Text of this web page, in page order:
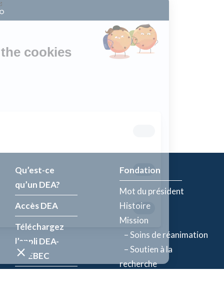
Qu’est-ce
qu’un DEA?
Accès DEA
Téléchargez
l’appli DEA-
QUÉBEC
Fondation
Mot du président
Histoire
Mission
– Soins de réanimation
– Soutien à la
recherche